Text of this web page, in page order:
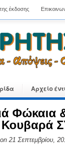
έκδοσης
Αρχείο
Φώκαια
on 21 Σεπτεμβρίου,